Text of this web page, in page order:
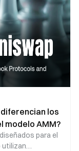
los
modelo AMM?
para el
utilizan